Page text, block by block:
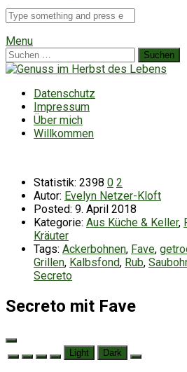
Suche
für
Menu
Suchen
nach:
Datenschutz
Impressum
Über mich
Willkommen
Statistik: 2398 0 2
Autor: Evelyn Netzer-Kloft
Posted: 9. April 2018
Kategorie: Aus Küche & Keller,
Kräuter
Tags: Ackerbohnen, Fave,
Grillen, Kalbsfond, Rub,
Secreto
Secreto mit Fave
Light Dark